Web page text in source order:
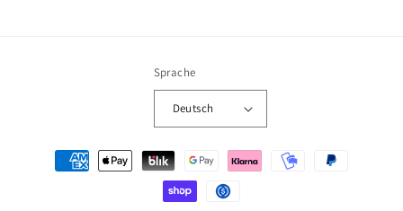
Sprache
Deutsch
Zahlungsmethoden